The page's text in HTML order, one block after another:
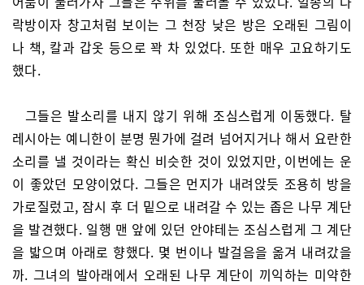
락방이자 창고처럼 보이는 그 천장 낮은 방은 오래된 그림이
나 책, 칼과 갑옷 등으로 꽉 차 있었다. 또한 매우 고요하기도
했다.
그들은 발소리를 내지 않기 위해 조심스럽게 이동했다. 탈
레시아는 예니한이 분명 뭔가에 걸려 넘어지거나 해서 요란한
소리를 낼 것이라는 확신 비슷한 것이 있었지만, 이번에는 운
이 좋았던 모양이었다. 그들은 먼지가 내려앉듯 조용히 방을
가로질렀고, 잠시 후 더 밑으로 내려갈 수 있는 좁은 나무 계단
을 발견했다. 일행 맨 앞에 있던 안야테는 조심스럽게 그 계단
을 밟으며 아래로 향했다. 몇 번이나 발걸음을 옮겨 내려갔을
까. 그녀의 발아래에서 오래된 나무 계단이 끼익하는 미약한